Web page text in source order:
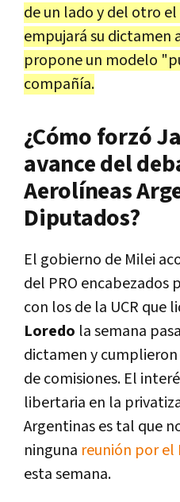
de un lado y del otro
empujará su dictamen
propone un modelo
compañía.
¿Cómo forzó
avance del
Aerolíneas
Diputados?
El gobierno de Milei
del PRO encabezados
con los de la UCR que
Loredo la semana
dictamen y
de comisiones. El
libertaria en la
Argentinas es tal que
ninguna reunión por el
esta semana.